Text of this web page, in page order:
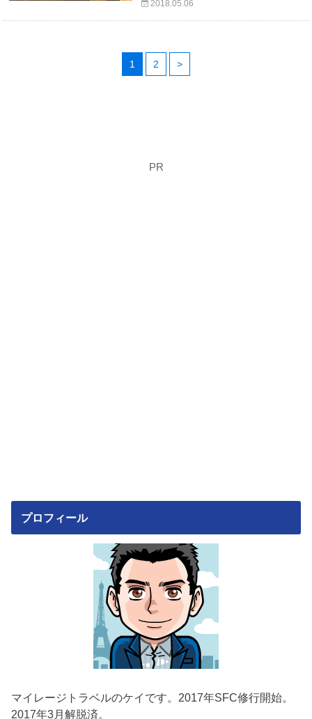
2018.05.06
1 2 >
PR
プロフィール
マイレージトラベルのケイです。2017年SFC修行開始。
2017年3月解脱済。